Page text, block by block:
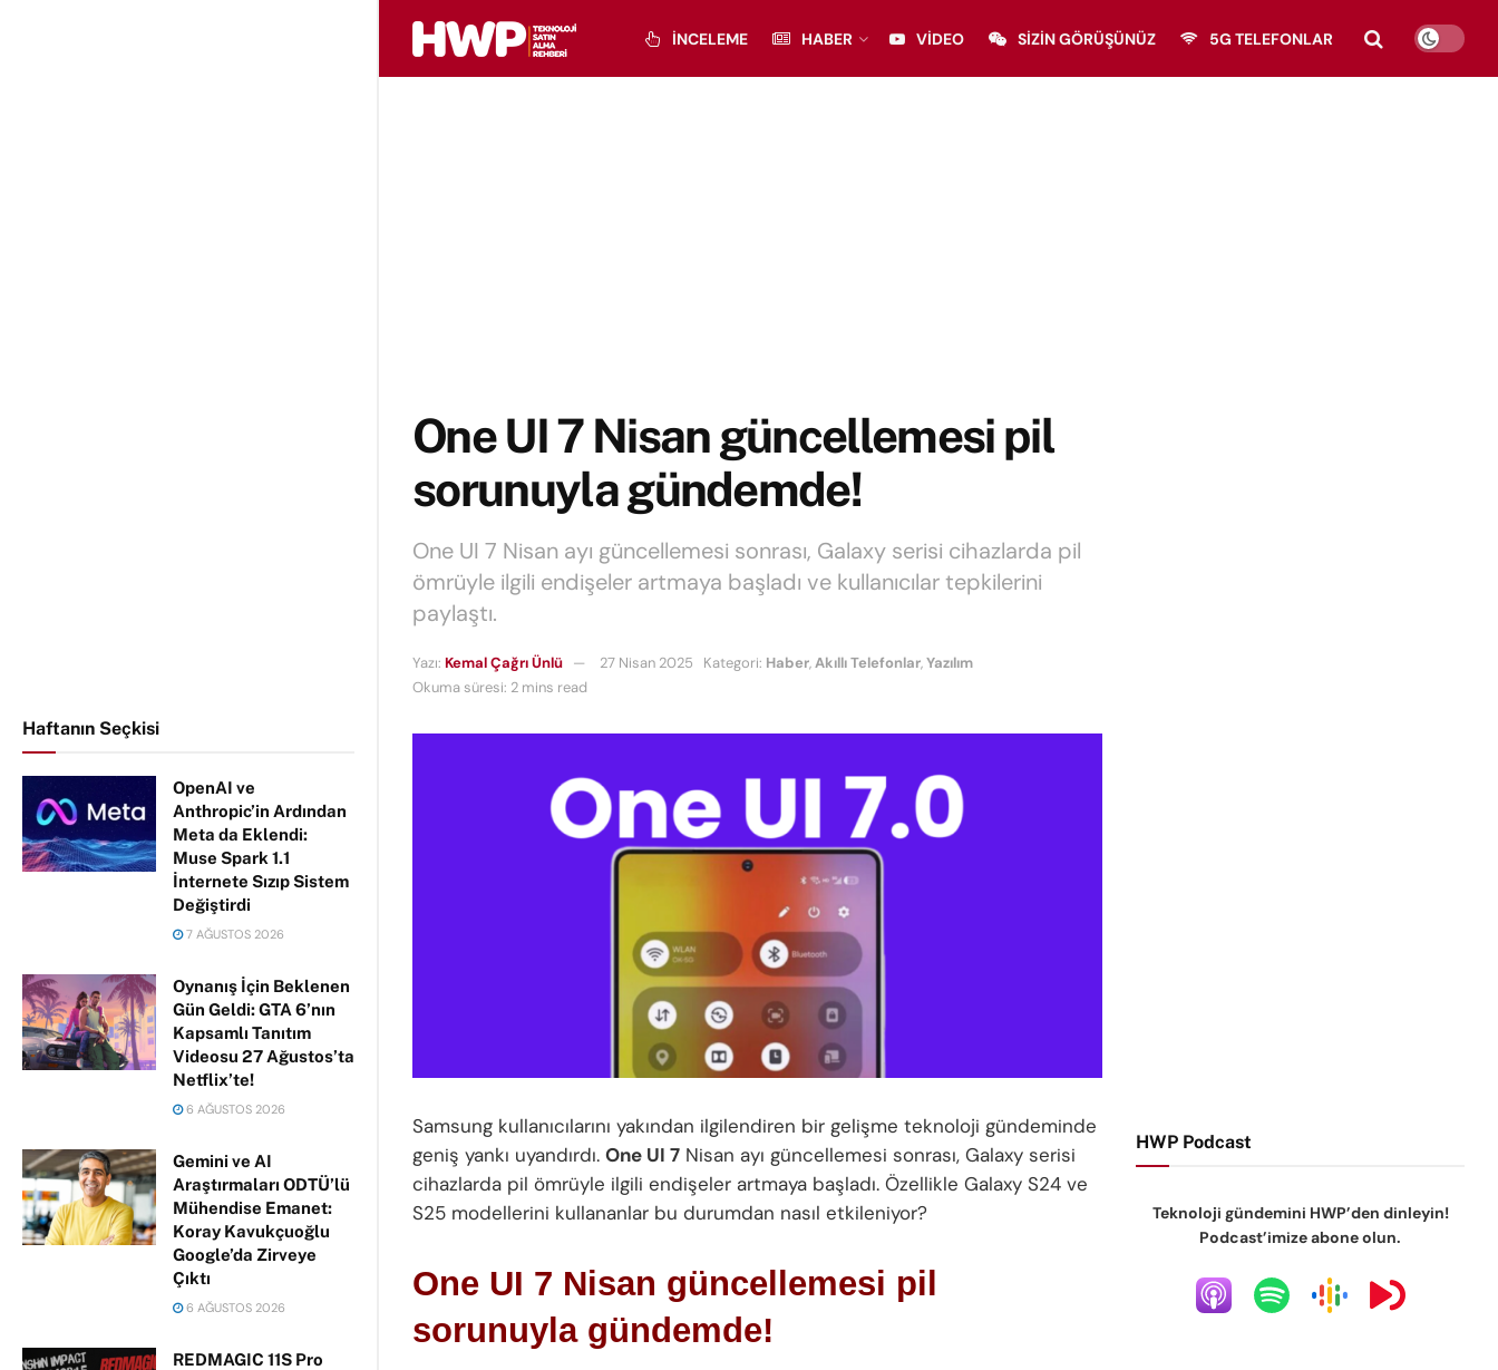
Haftanın Seçkisi
OpenAI ve
Anthropic’in Ardından
Meta da Eklendi:
Muse Spark 1.1
İnternete Sızıp Sistem
Değiştirdi
7 AĞUSTOS 2026
Oynanış İçin Beklenen
Gün Geldi: GTA 6’nın
Kapsamlı Tanıtım
Videosu 27 Ağustos’ta
Netflix’te!
6 AĞUSTOS 2026
Gemini ve AI
Araştırmaları ODTÜ’lü
Mühendise Emanet:
Koray Kavukçuoğlu
Google’da Zirveye
Çıktı
6 AĞUSTOS 2026
REDMAGIC 11S Pro
İNCELEME HABER VIDEO SIZIN GÖRÜŞÜNÜZ 5G TELEFONLAR
One UI 7 Nisan güncellemesi pil
sorunuyla gündemde!
One UI 7 Nisan ayı güncellemesi sonrası, Galaxy serisi cihazlarda pil
ömrüyle ilgili endişeler artmaya başladı ve kullanıcılar tepkilerini
paylaştı.
Yazı: Kemal Çağrı Ünlü 27 Nisan 2025 Kategori: Haber,Akıllı Telefonlar,Yazılım
Okuma süresi: 2 mins read
Samsung kullanıcılarını yakından ilgilendiren bir gelişme teknoloji gündeminde
geniş yankı uyandırdı. One UI 7 Nisan ayı güncellemesi sonrası, Galaxy serisi
cihazlarda pil ömrüyle ilgili endişeler artmaya başladı. Özellikle Galaxy S24 ve
S25 modellerini kullananlar bu durumdan nasıl etkileniyor?
One UI 7 Nisan güncellemesi pil
sorunuyla gündemde!
HWP Podcast
Teknoloji gündemini HWP’den dinleyin!
Podcast’imize abone olun.